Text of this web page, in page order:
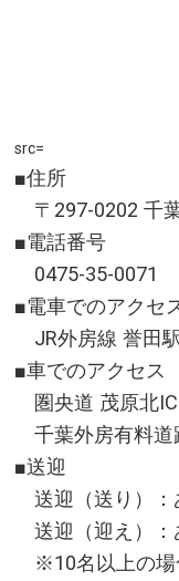
src=
■住所
〒297-0202 千
■電話番号
0475-35-0071
■電車でのアクセ
JR外房線 誉田
■車でのアクセス
圏央道 茂原北
千葉外房有料道
■送迎
送迎（送り）：
送迎（迎え）：
※10名以上の場